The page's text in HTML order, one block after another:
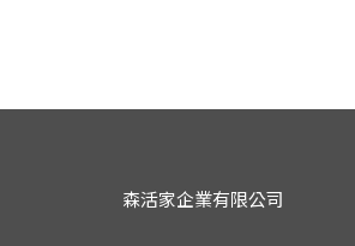
森活家企業有限公司